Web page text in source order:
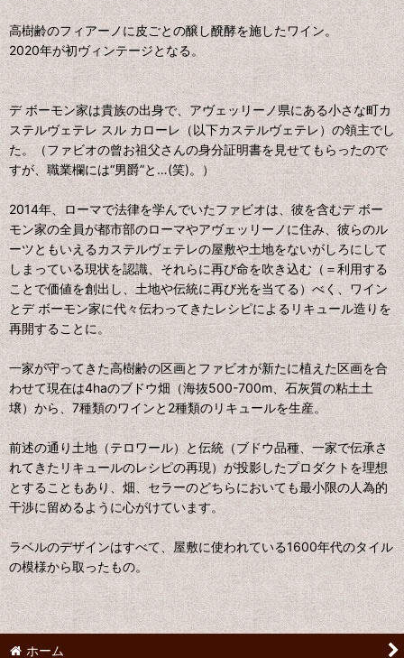
高樹齢のフィアーノに皮ごとの醸し醗酵を施したワイン。
2020年が初ヴィンテージとなる。
デ ボーモン家は貴族の出身で、アヴェッリーノ県にある小さな町カ
ステルヴェテレ スル カローレ（以下カステルヴェテレ）の領主でし
た。（ファビオの曾お祖父さんの身分証明書を見せてもらったので
すが、職業欄には“男爵”と…(笑)。）
2014年、ローマで法律を学んでいたファビオは、彼を含むデ ボー
モン家の全員が都市部のローマやアヴェッリーノに住み、彼らのル
ーツともいえるカステルヴェテレの屋敷や土地をないがしろにして
しまっている現状を認識、それらに再び命を吹き込む（＝利用する
ことで価値を創出し、土地や伝統に再び光を当てる）べく、ワイン
とデ ボーモン家に代々伝わってきたレシピによるリキュール造りを
再開することに。
一家が守ってきた高樹齢の区画とファビオが新たに植えた区画を合
わせて現在は4haのブドウ畑（海抜500-700m、石灰質の粘土土
壌）から、7種類のワインと2種類のリキュールを生産。
前述の通り土地（テロワール）と伝統（ブドウ品種、一家で伝承さ
れてきたリキュールのレシピの再現）が投影したプロダクトを理想
とすることもあり、畑、セラーのどちらにおいても最小限の人為的
干渉に留めるように心がけています。
ラベルのデザインはすべて、屋敷に使われている1600年代のタイル
の模様から取ったもの。
ホーム